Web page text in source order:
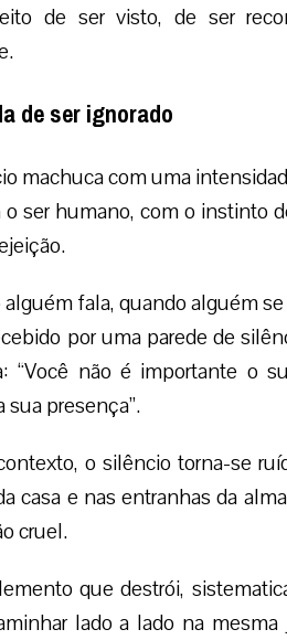
de ser visto, de ser
de ser ignorado
machuca com uma
o ser humano, com o instinto
fala, quando alguém
por uma parede de
“Você não é importante o
sua presença”.
o silêncio torna-se
casa e nas entranhas da
cruel.
que destrói,
lado a lado na